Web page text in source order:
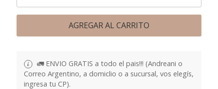
AGREGAR AL CARRITO
🚛 ENVIO GRATIS a todo el pais!!! (Andreani o
Correo Argentino, a domiclio o a sucursal, vos elegís,
ingresa tu CP).